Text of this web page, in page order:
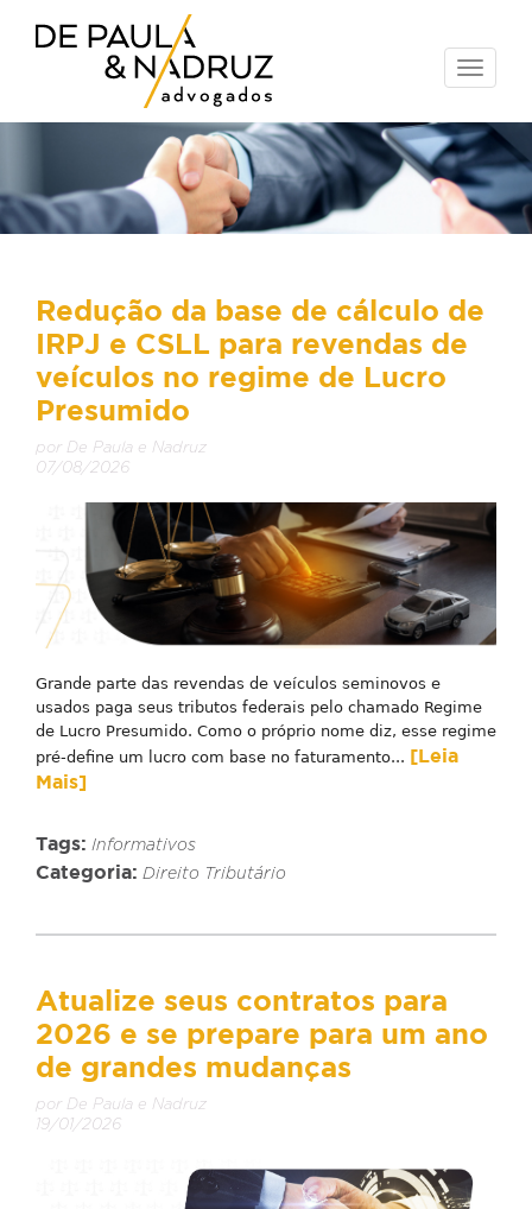
Toggle
Redução da base de cálculo de
IRPJ e CSLL para revendas de
veículos no regime de Lucro
Presumido
por De Paula e Nadruz
07/08/2026
Grande parte das revendas de veículos seminovos e
usados paga seus tributos federais pelo chamado Regime
de Lucro Presumido. Como o próprio nome diz, esse regime
pré-define um lucro com base no faturamento... [Leia
Mais]
Tags: Informativos
Categoria: Direito Tributário
Atualize seus contratos para
2026 e se prepare para um ano
de grandes mudanças
por De Paula e Nadruz
19/01/2026